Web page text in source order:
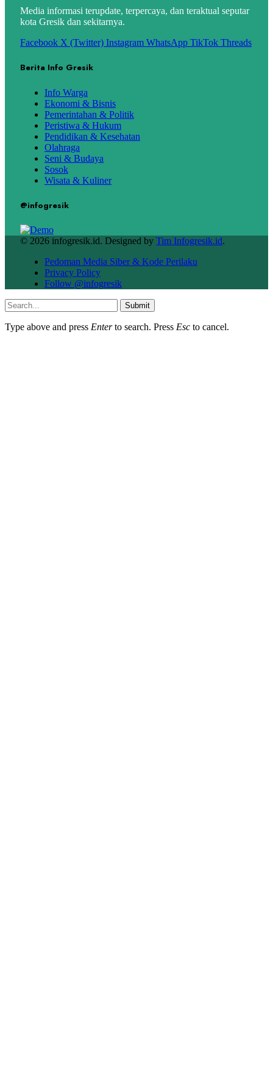
Media informasi terupdate, terpercaya, dan teraktual seputar
kota Gresik dan sekitarnya.
Facebook X (Twitter) Instagram WhatsApp TikTok Threads
Berita Info Gresik
Info Warga
Ekonomi & Bisnis
Pemerintahan & Politik
Peristiwa & Hukum
Pendidikan & Kesehatan
Olahraga
Seni & Budaya
Sosok
Wisata & Kuliner
@infogresik
© 2026 infogresik.id. Designed by Tim Infogresik.id.
Pedoman Media Siber & Kode Perilaku
Privacy Policy
Follow @infogresik
Submit
Type above and press Enterto search. Press Esc to cancel.